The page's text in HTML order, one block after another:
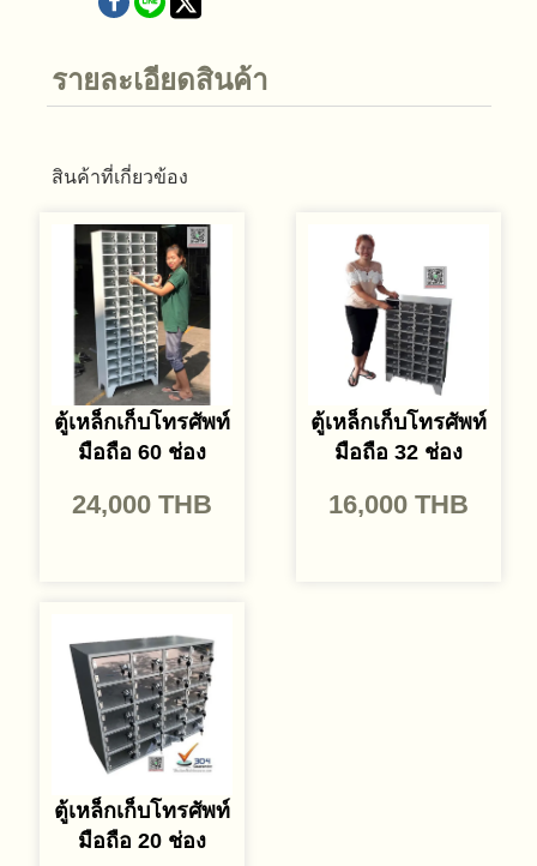
รายละเอียดสินค้า
สินค้าที่เกี่ยวข้อง
ตู้เหล็กเก็บโทรศัพท์
มือถือ 60 ช่อง
24,000 THB
ตู้เหล็กเก็บโทรศัพท์
มือถือ 32 ช่อง
16,000 THB
ตู้เหล็กเก็บโทรศัพท์
มือถือ 20 ช่อง